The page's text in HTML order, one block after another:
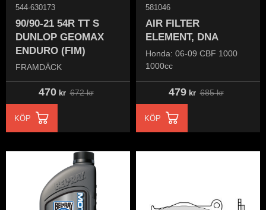
90/90-21 54R TT S
DUNLOP GEOMAX
ENDURO (FIM)
FRAMDÄCK
544-630173
470 kr 672kr
KÖP
AIR FILTER
ELEMENT, DNA
Honda: 06-09 CBF 1000
1000cc
581046
479 kr 685kr
KÖP